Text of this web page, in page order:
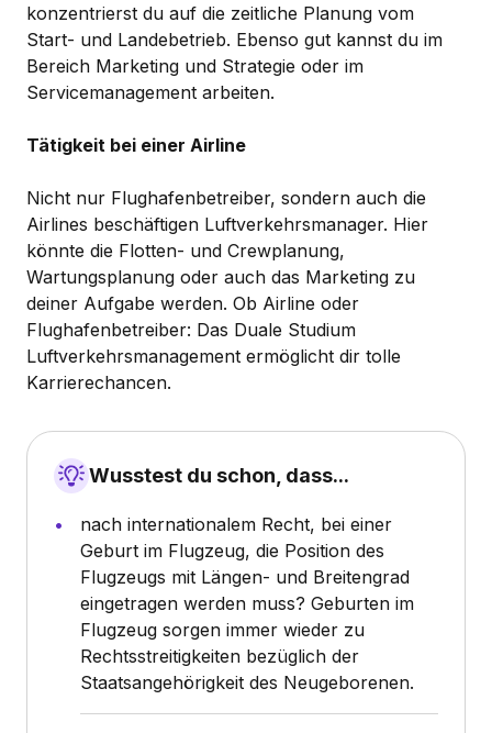
konzentrierst du auf die zeitliche Planung vom
Start- und Landebetrieb. Ebenso gut kannst du im
Bereich Marketing und Strategie oder im
Servicemanagement arbeiten.
Tätigkeit bei einer Airline
Nicht nur Flughafenbetreiber, sondern auch die
Airlines beschäftigen Luftverkehrsmanager. Hier
könnte die Flotten- und Crewplanung,
Wartungsplanung oder auch das Marketing zu
deiner Aufgabe werden. Ob Airline oder
Flughafenbetreiber: Das Duale Studium
Luftverkehrsmanagement ermöglicht dir tolle
Karrierechancen.
Wusstest du schon, dass...
nach internationalem Recht, bei einer
Geburt im Flugzeug, die Position des
Flugzeugs mit Längen- und Breitengrad
eingetragen werden muss? Geburten im
Flugzeug sorgen immer wieder zu
Rechtsstreitigkeiten bezüglich der
Staatsangehörigkeit des Neugeborenen.